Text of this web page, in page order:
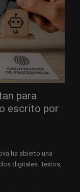
para
escrito por
ha abierto una
digitales. Textos,